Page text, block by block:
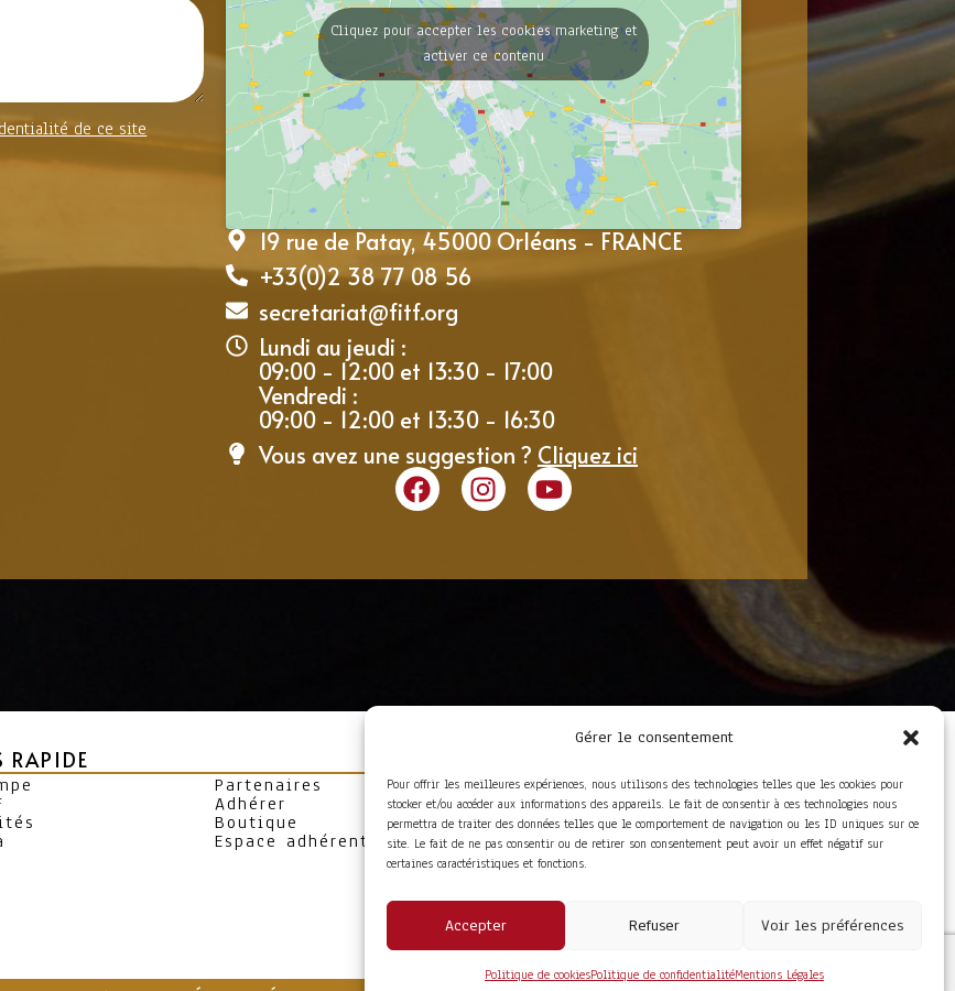
Gérer le consentement
Pour offrir les meilleures expériences, nous utilisons des technologies telles que les cookies pour
stocker et/ou accéder aux informations des appareils. Le fait de consentir à ces technologies nous
permettra de traiter des données telles que le comportement de navigation ou les ID uniques sur ce
site. Le fait de ne pas consentir ou de retirer son consentement peut avoir un effet négatif sur
certaines caractéristiques et fonctions.
Accepter Refuser Voir les préférences
Politique de cookiesPolitique de confidentialitéMentions Légales
de ce site
Cliquez pour accepter les cookies marketing et
activer ce contenu
19 rue de Patay, 45000 Orléans - FRANCE
+33(0)2 38 77 08 56
secretariat@fitf.org
Lundi au jeudi :
09:00 - 12:00 et 13:30 - 17:00
Vendredi :
09:00 - 12:00 et 13:30 - 16:30
Vous avez une suggestion ? Cliquez ici
RAPIDE
Partenaires
Adhérer
Boutique
Espace adhérent
Foire aux questions
Conditions Générales de
Vente
Mentions Légales
Politique de